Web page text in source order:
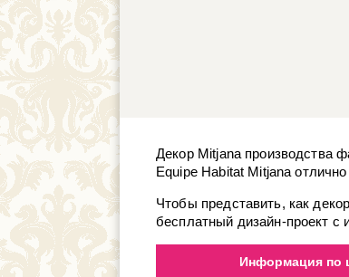
Декор Mitjana производства
Equipe Habitat Mitjana
Чтобы представить, как
бесплатный дизайн-проект с
Информация по